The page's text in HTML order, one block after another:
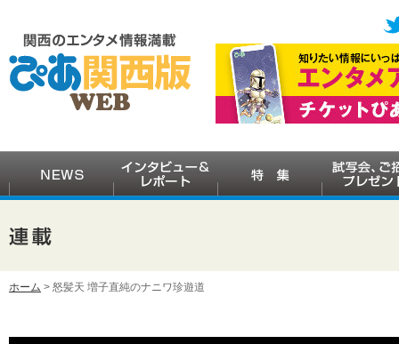
ホーム > 怒髪天 増子直純のナニワ珍遊道